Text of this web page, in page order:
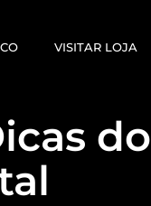
VISITAR LOJA
do